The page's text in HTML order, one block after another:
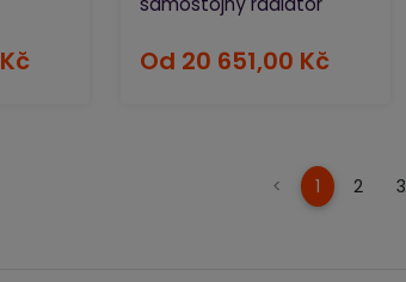
Od 20 651,00 Kč
< 1(current)
2 3